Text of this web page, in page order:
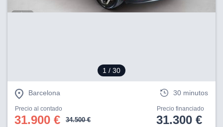
1 / 30
Barcelona 30 minutos
Precio al contado
31.900 € 34.500 €
Precio financiado
31.300 €